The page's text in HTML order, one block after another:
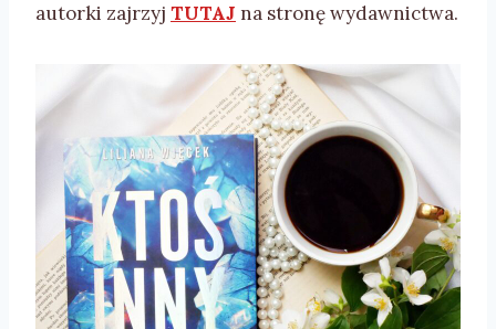
autorki zajrzyj TUTAJ na stronę wydawnictwa.